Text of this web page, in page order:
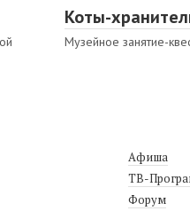
Коты-
Музейное занятие-
Афиша
ТВ-
Форум